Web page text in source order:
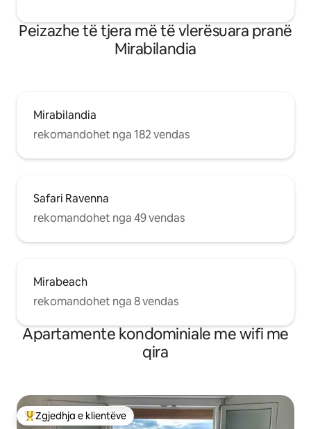
Peizazhe të tjera më të vlerësuara pranë
Mirabilandia
Mirabilandia
rekomandohet nga 182 vendas
Safari Ravenna
rekomandohet nga 49 vendas
Mirabeach
rekomandohet nga 8 vendas
Apartamente kondominiale me wifi me
qira
Më të mirat e zgjedhjeve të klientëve
Zgjedhja e klientëve